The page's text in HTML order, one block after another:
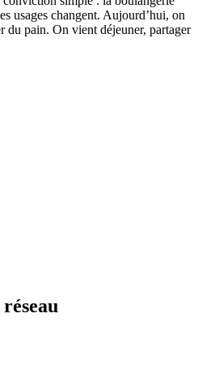
usages changent. Aujourd’hui, on
du pain. On vient déjeuner, partager